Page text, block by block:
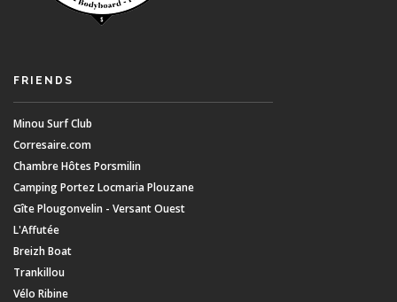
FRIENDS
Minou Surf Club
Corresaire.com
Chambre Hôtes Porsmilin
Camping Portez Locmaria Plouzane
Gîte Plougonvelin - Versant Ouest
L'Affutée
Breizh Boat
Trankillou
Vélo Ribine